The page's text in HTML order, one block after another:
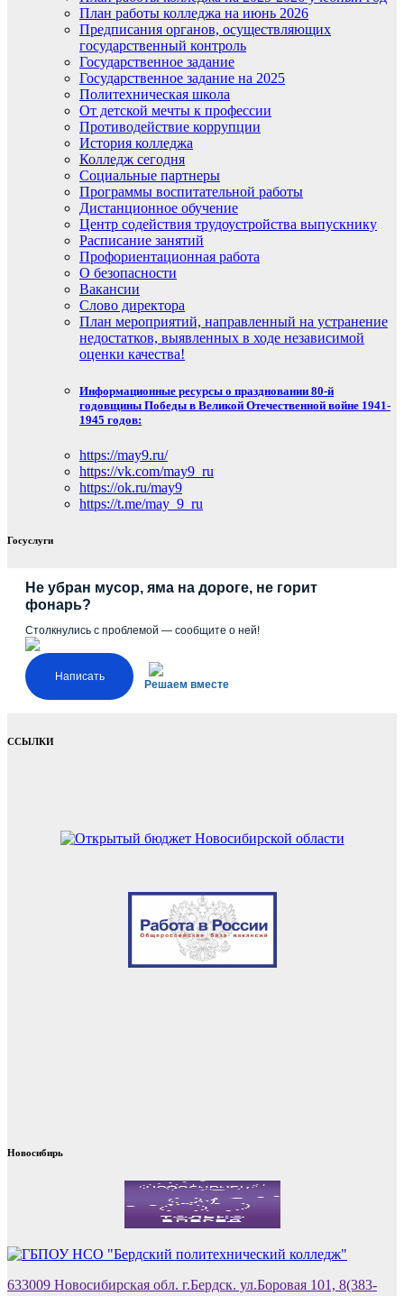
План работы колледжа на июнь 2026
Предписания органов, осуществляющих
государственный контроль
Государственное задание
Государственное задание на 2025
Политехническая школа
От детской мечты к профессии
Противодействие коррупции
История колледжа
Колледж сегодня
Социальные партнеры
Программы воспитательной работы
Дистанционное обучение
Центр содействия трудоустройства выпускнику
Расписание занятий
Профориентационная работа
О безопасности
Вакансии
Слово директора
План мероприятий, направленный на устранение
недостатков, выявленных в ходе независимой
оценки качества!
Информационные ресурсы о праздновании 80-й
годовщины Победы в Великой Отечественной войне 1941-
1945 годов:
https://may9.ru/
https://vk.com/may9_ru
https://ok.ru/may9
https://t.me/may_9_ru
Госуслуги
Не убран мусор, яма на дороге, не горит
фонарь?
Столкнулись с проблемой — сообщите о ней!
Написать
Решаем вместе
ССЫЛКИ
Новосибирь
633009 Новосибирская обл. г.Бердск. ул.Боровая 101, 8(383-